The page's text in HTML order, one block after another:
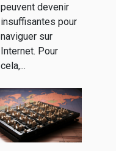
peuvent devenir
insuffisantes pour
naviguer sur
Internet. Pour
cela,...